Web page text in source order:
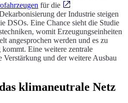
für die
der Industrie steigen
DSOs. Eine Chance sieht die Studie
womit Erzeugungseinheiten
angesprochen werden und es zu
Eine weitere zentrale
Verstärkung und der weitere Ausbau
klimaneutrale Netz